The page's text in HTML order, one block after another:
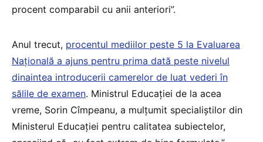
procent comparabil cu anii anteriori”.
Anul trecut, procentul mediilor peste 5 la Evaluarea
Națională a ajuns pentru prima dată peste nivelul
dinaintea introducerii camerelor de luat vederi în
sălile de examen. Ministrul Educației de la acea
vreme, Sorin Cîmpeanu, a mulțumit specialiștilor din
Ministerul Educației pentru calitatea subiectelor,